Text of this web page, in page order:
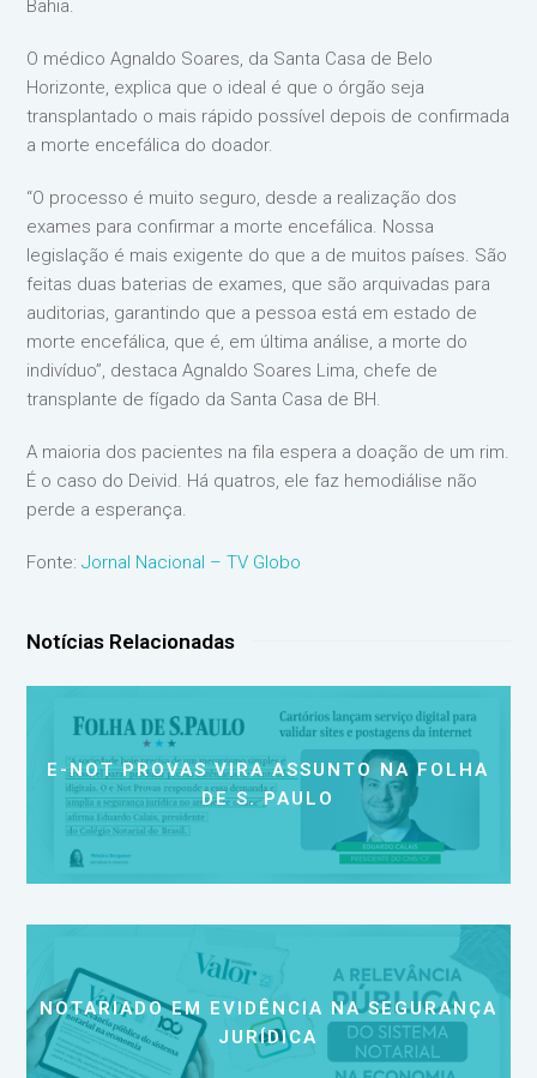
Bahia.
O médico Agnaldo Soares, da Santa Casa de Belo
Horizonte, explica que o ideal é que o órgão seja
transplantado o mais rápido possível depois de confirmada
a morte encefálica do doador.
“O processo é muito seguro, desde a realização dos
exames para confirmar a morte encefálica. Nossa
legislação é mais exigente do que a de muitos países. São
feitas duas baterias de exames, que são arquivadas para
auditorias, garantindo que a pessoa está em estado de
morte encefálica, que é, em última análise, a morte do
indivíduo”, destaca Agnaldo Soares Lima, chefe de
transplante de fígado da Santa Casa de BH.
A maioria dos pacientes na fila espera a doação de um rim.
É o caso do Deivid. Há quatros, ele faz hemodiálise não
perde a esperança.
Fonte:Jornal Nacional – TV Globo
Notícias Relacionadas
E-NOT PROVAS VIRA ASSUNTO NA FOLHA
DE S. PAULO
NOTARIADO EM EVIDÊNCIA NA SEGURANÇA
JURÍDICA